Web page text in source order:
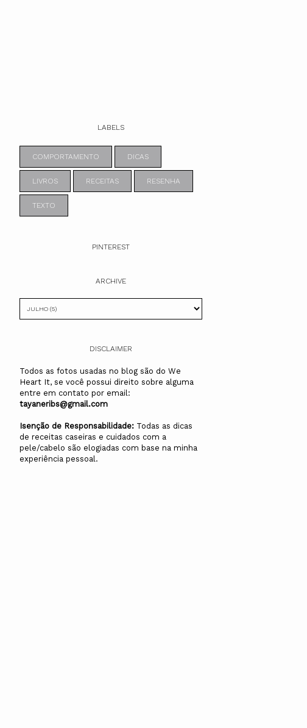
LABELS
COMPORTAMENTO DICAS
LIVROS RECEITAS RESENHA
TEXTO
PINTEREST
ARCHIVE
DISCLAIMER
Todos as fotos usadas no blog são do We
Heart It, se você possui direito sobre alguma
entre em contato por email:
tayaneribs@gmail.com
Isenção de Responsabilidade: Todas as dicas
de receitas caseiras e cuidados com a
pele/cabelo são elogiadas com base na minha
experiência pessoal.